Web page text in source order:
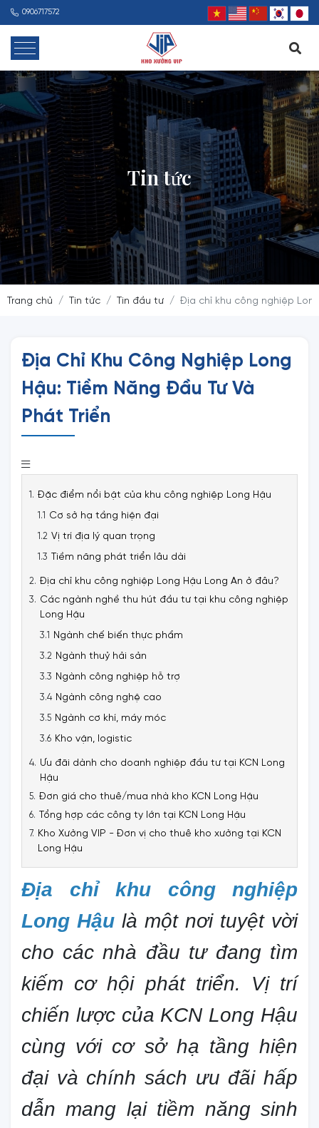
0906717572
Tin tức
Trang chủ Tin tức Tin đầu tư Địa chỉ khu công nghiệp
Địa Chỉ Khu Công Nghiệp Long
Hậu: Tiềm Năng Đầu Tư Và
Phát Triển
Đặc điểm nổi bật của khu công nghiệp Long Hậu
Cơ sở hạ tầng hiện đại
Vị trí địa lý quan trọng
Tiềm năng phát triển lâu dài
Địa chỉ khu công nghiệp Long Hậu Long An ở đâu?
Các ngành nghề thu hút đầu tư tại khu công nghiệp
Long Hậu
Ngành chế biến thực phẩm
Ngành thuỷ hải sản
Ngành công nghiệp hỗ trợ
Ngành công nghệ cao
Ngành cơ khí, máy móc
Kho vận, logistic
Ưu đãi dành cho doanh nghiệp đầu tư tại KCN Long
Hậu
Đơn giá cho thuê/mua nhà kho KCN Long Hậu
Tổng hợp các công ty lớn tại KCN Long Hậu
Kho Xưởng VIP - Đơn vị cho thuê kho xưởng tại KCN
Long Hậu
Địa chỉ khu công nghiệp
Long Hậu là một nơi tuyệt vời
cho các nhà đầu tư đang tìm
kiếm cơ hội phát triển. Vị trí
chiến lược của KCN Long Hậu
cùng với cơ sở hạ tầng hiện
đại và chính sách ưu đãi hấp
dẫn mang lại tiềm năng sinh